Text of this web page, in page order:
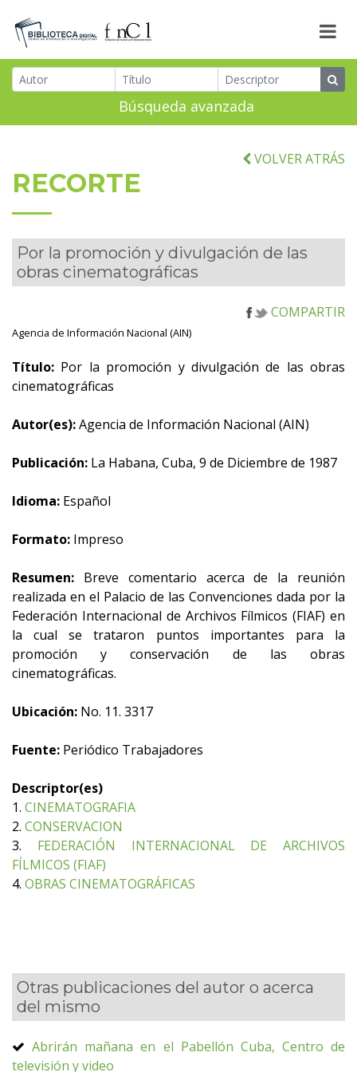
Búsqueda avanzada
VOLVER ATRÁS
RECORTE
Por la promoción y divulgación de las
obras cinematográficas
COMPARTIR
Agencia de Información Nacional (AIN)
Título: Por la promoción y divulgación de las obras
cinematográficas
Autor(es):Agencia de Información Nacional (AIN)
Publicación: La Habana, Cuba, 9 de Diciembre de 1987
Idioma: Español
Formato: Impreso
Resumen: Breve comentario acerca de la reunión
realizada en el Palacio de las Convenciones dada por la
Federación Internacional de Archivos Fílmicos (FIAF) en
la cual se trataron puntos importantes para la
promoción y conservación de las obras
cinematográficas.
Ubicación: No. 11. 3317
Fuente: Periódico Trabajadores
Descriptor(es)
1. CINEMATOGRAFIA
2. CONSERVACION
3. FEDERACIÓN INTERNACIONAL DE ARCHIVOS
FÍLMICOS (FIAF)
4. OBRAS CINEMATOGRÁFICAS
Otras publicaciones del autor o acerca
del mismo
Abrirán mañana en el Pabellón Cuba, Centro de
televisión y video